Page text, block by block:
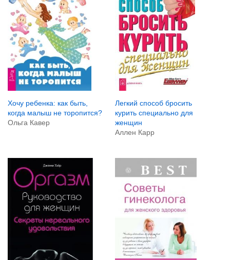
Хочу ребенка: как быть,
когда малыш не торопится?
Ольга Кавер
Легкий способ бросить
курить специально для
женщин
Аллен Карр